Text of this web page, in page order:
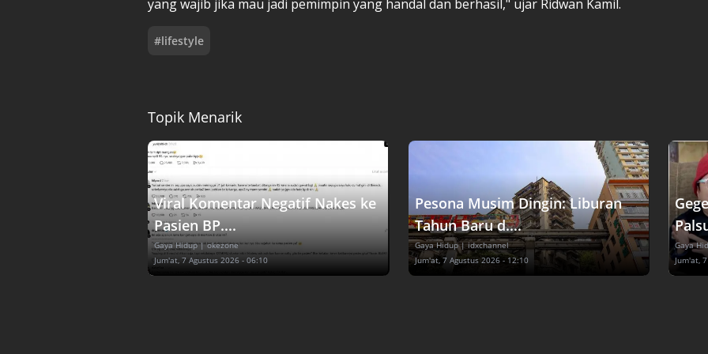
yang wajib jika mau jadi pemimpin yang handal dan berhasil," ujar Ridwan Kamil.
#lifestyle
Topik Menarik
Viral Komentar Negatif Nakes ke
Pasien BP....
Gaya Hidup | okezone
Jum'at, 7 Agustus 2026 - 06:10
Pesona Musim Dingin: Liburan
Tahun Baru d....
Gaya Hidup | idxchannel
Jum'at, 7 Agustus 2026 - 12:10
Gaya
Jum'at,